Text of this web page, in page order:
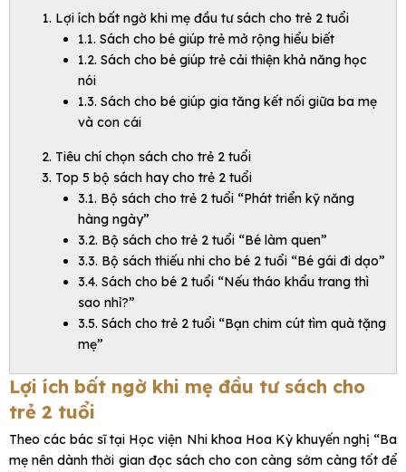
Lợi ích bất ngờ khi mẹ đầu tư sách cho trẻ 2 tuổi
1.1. Sách cho bé giúp trẻ mở rộng hiểu biết
1.2. Sách cho bé giúp trẻ cải thiện khả năng học
nói
1.3. Sách cho bé giúp gia tăng kết nối giữa ba mẹ
và con cái
Tiêu chí chọn sách cho trẻ 2 tuổi
Top 5 bộ sách hay cho trẻ 2 tuổi
3.1. Bộ sách cho trẻ 2 tuổi “Phát triển kỹ năng
hàng ngày”
3.2. Bộ sách cho trẻ 2 tuổi “Bé làm quen”
3.3. Bộ sách thiếu nhi cho bé 2 tuổi “Bé gái đi dạo”
3.4. Sách cho bé 2 tuổi “Nếu tháo khẩu trang thì
sao nhỉ?”
3.5. Sách cho trẻ 2 tuổi “Bạn chim cút tìm quà tặng
mẹ”
Lợi ích bất ngờ khi mẹ đầu tư sách cho
trẻ 2 tuổi
Theo các bác sĩ tại Học viện Nhi khoa Hoa Kỳ khuyến nghị “Ba
mẹ nên dành thời gian đọc sách cho con càng sớm càng tốt để